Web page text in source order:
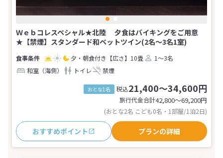
Ｗｅｂコレスペシャル★北陸 夕食はバイキングをご用意
★【禁煙】スタンダード和ベットツイン(2名～3名1室)
夕・朝食付き 【広さ】10畳
1～3名
和室（海側）
トイレ 禁煙
おとな1名 税込21,400～34,600円
旅行代金合計42,800〜69,200円
(おとな2名 こども0名・1部屋/1泊2日)
おすすめポイント プランの詳細